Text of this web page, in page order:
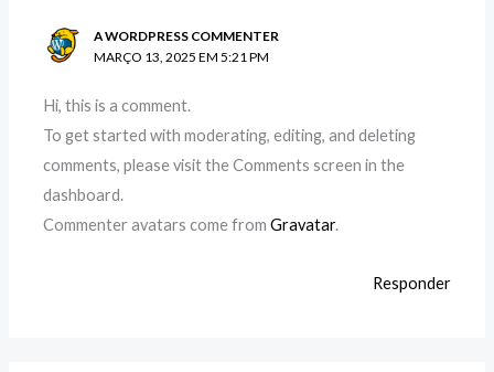
A WORDPRESS COMMENTER
MARÇO 13, 2025 EM 5:21 PM
Hi, this is a comment.
To get started with moderating, editing, and deleting
comments, please visit the Comments screen in the
dashboard.
Commenter avatars come fromGravatar.
Responder